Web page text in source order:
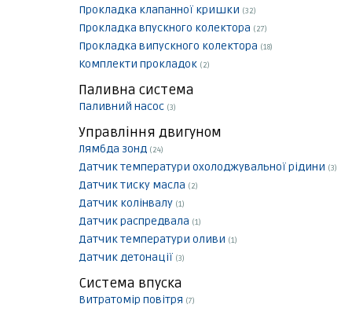
Прокладка клапанної кришки (32)
Прокладка впускного колектора (27)
Прокладка випускного колектора (18)
Комплекти прокладок (2)
Паливна система
Паливний насос (3)
Управління двигуном
Лямбда зонд (24)
Датчик температури охолоджувальної рідини (3)
Датчик тиску масла (2)
Датчик колінвалу (1)
Датчик распредвала (1)
Датчик температури оливи (1)
Датчик детонації (3)
Система впуска
Витратомір повітря (7)